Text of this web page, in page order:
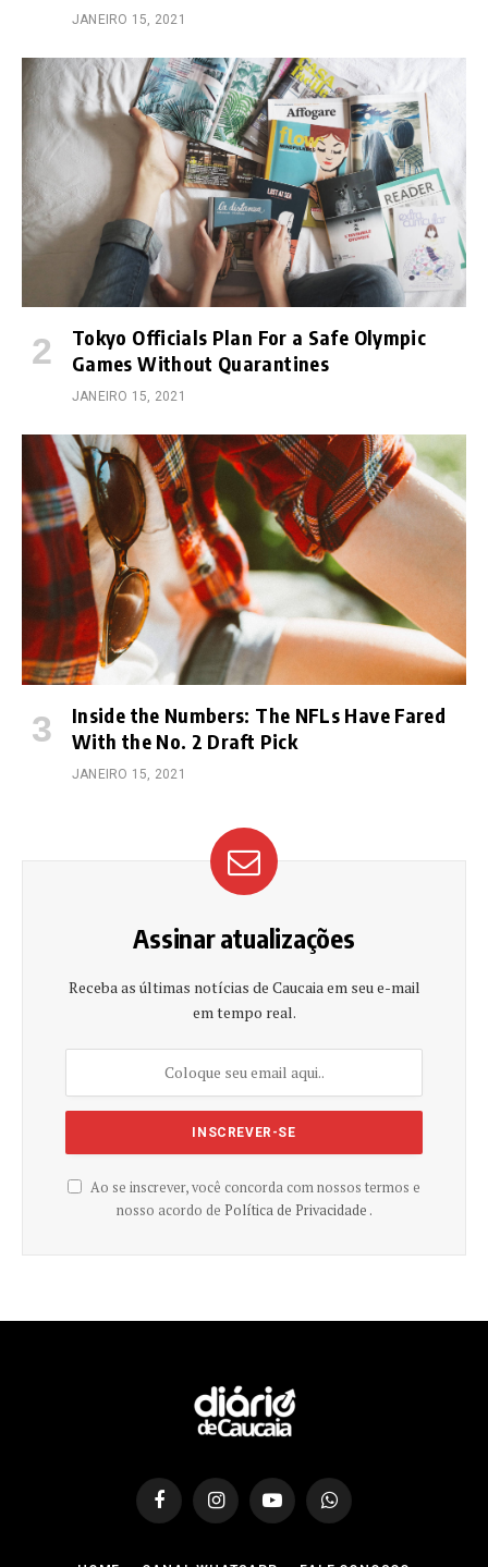
JANEIRO 15, 2021
Tokyo Officials Plan For a Safe Olympic
Games Without Quarantines
JANEIRO 15, 2021
Inside the Numbers: The NFLs Have Fared
With the No. 2 Draft Pick
JANEIRO 15, 2021
Assinar atualizações
Receba as últimas notícias de Caucaia em seu e-mail
em tempo real.
Ao se inscrever, você concorda com nossos termos e
nosso acordo de Política de Privacidade .
FacebookInstagramYouTubeWhatsApp